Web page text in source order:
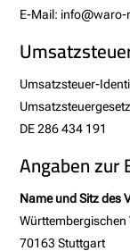
E-Mail: info@waro-
Umsatzsteuer-
DE 286 434 191
Angaben
Name und Sitz des
Württembergischen
70163 Stuttgart